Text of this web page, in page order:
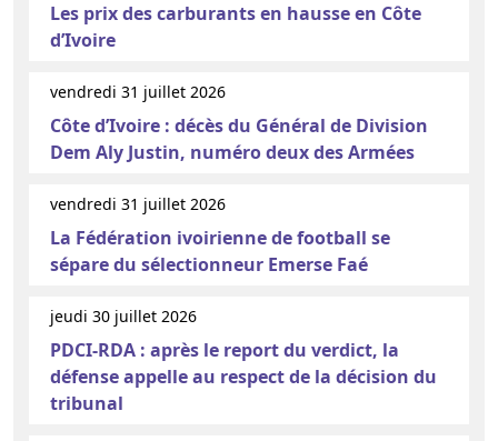
Les prix des carburants en hausse en Côte
d’Ivoire
vendredi 31 juillet 2026
Côte d’Ivoire : décès du Général de Division
Dem Aly Justin, numéro deux des Armées
vendredi 31 juillet 2026
La Fédération ivoirienne de football se
sépare du sélectionneur Emerse Faé
jeudi 30 juillet 2026
PDCI-RDA : après le report du verdict, la
défense appelle au respect de la décision du
tribunal